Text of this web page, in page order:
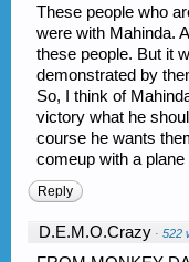
These people who
were with Mahinda.
these people. But it
demonstrated by
So, I think of
victory what he
course he wants
comeup with a
Reply
D.E.M.O.Crazy · 522